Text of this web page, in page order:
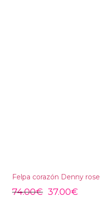
Felpa corazón Denny rose
74.00€ 37.00€